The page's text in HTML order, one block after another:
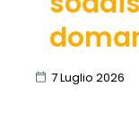
7 Luglio 2026